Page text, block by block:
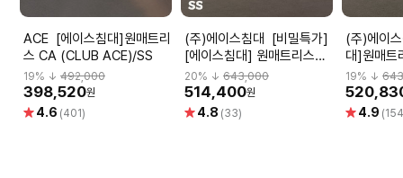
ACE [에이스침대]원매트리
스 CA (CLUB ACE)/SS
19% ↓ 492,000
398,520원
별 4.6 (401)
(주)에이스침대 [비밀특가]
[에이스침대] 원매트리스
CA2(CLUB ACE2)/SS(슈
퍼싱글사이즈)
20% ↓643,000
514,400원
별 4.8 (33)
(주)에이스침대
대]원매
ACE2)/SS
19% ↓
별 4.9